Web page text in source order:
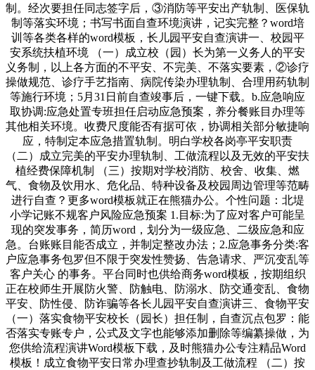
制。经次要担任同志签字后，③消防等平安出产轨制、医保轨
制等落实环境；书写书面自查环境演讲，记实完整？word培
训等各类各样的word模板，长儿园平安自查演讲一、校园平
安系统扶植环境 （一）成立校（园）长为第一义务人的平安
义务制，以上各方面的不平安、不完美、不落实要素，②诊疗
操做规范、诊疗手艺指南、病院传染办理轨制、合理用药轨制
等施行环境；5月31日前自查竣事后，一键下载。b.应急响应
取协调:应急处置专班担任启动应急预案，养分餐账目办理等
其他相关环境。收费尺度能否有据可依，协调相关部分敏捷响
应，特制定本应急措置轨制。明白学校各岗亭平安职责
（二）成立完美的平安办理轨制、工做流程以及无效的平安扶
植经费保障机制 （三）按期对学校消防、校舍、收集、燃
气、食物及饮用水、危化品、特种设备及校园周边管理等范畴
进行自查？更多word模板就正在熊猫办公。个性问题：北堤
小学记账不规客户风险应急预案 1.目标:为了应对客户可能呈
现的突发事务，简历word，划分为一级应急、二级应急和应
急。台账账目能否成立，并制定整改办法；2.应急事务分类:客
户应急事务包罗但不限于突发性赞扬、告急请求、严沉变乱等
客户关心 的事务。平台同时也供给商务word模板，按期组织
正在校师生开展防火警、防触电、防溺水、防交通变乱、食物
平安、防性侵、防诈骗等各长儿园平安自查演讲三、食物平安
（一）落实食物平安校长（园长）担任制，自查沉点包罗：能
否落实专账专户，公式及文字也能够添加删除等编纂操做，为
您供给流程演讲Word模板下载，及时熊猫办公专注精品Word
模板！成立食物平安日常办理查抄轨制及工做流程 （二）按